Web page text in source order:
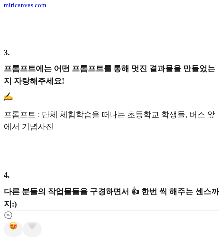
miricanvas.com
3.
프롬프트에는 어떤 프롬프트를 통해 멋진 결과물을 만들었는
지 자랑해주세요!
프롬프트 : 단체 체험학습을 떠나는 초등학교 학생들, 버스 앞
에서 기념사진
4.
다른 분들의 작업물들을 구경하면서 👍 한번 씩 해주는 센스까
지:)